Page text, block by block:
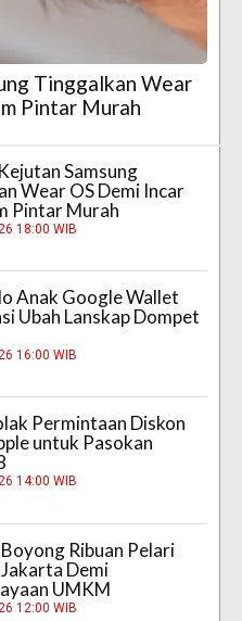
Tinggalkan Wear
Pintar Murah
Samsung
Wear OS Demi Incar
Pintar Murah
18:00 WIB
Anak Google Wallet
Ubah Lanskap Dompet
16:00 WIB
Permintaan Diskon
untuk Pasokan
14:00 WIB
Ribuan Pelari
Demi
UMKM
12:00 WIB